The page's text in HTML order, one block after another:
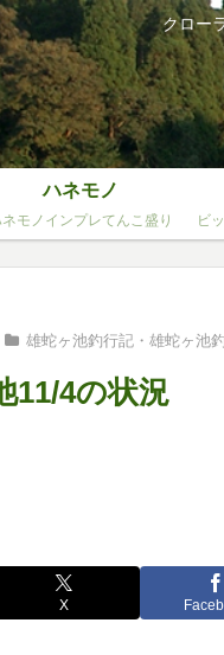
クロー
ハネモノ
モノインプレてんこ盛り
ビ
雄蛇ヶ池釣行記・雄蛇ヶ池
11/4の状況
X